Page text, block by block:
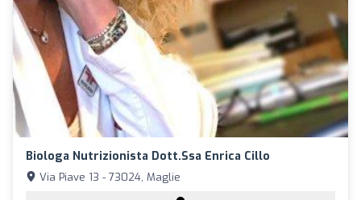
Biologa Nutrizionista Dott.ssa Enrica Cillo
Via Piave 13 - 73024, Maglie